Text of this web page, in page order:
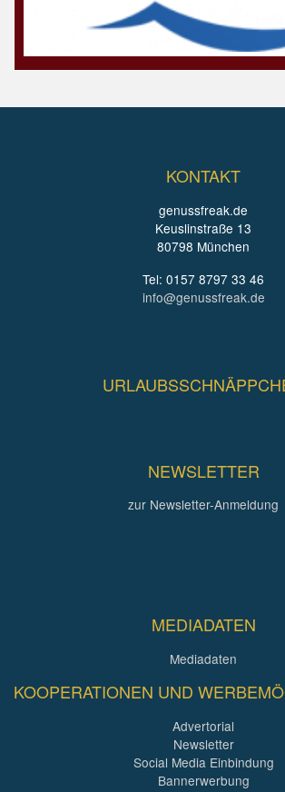
KONTAKT
genussfreak.de
Keuslinstraße 13
80798 München
Tel: 0157 8797 33 46
info@genussfreak.de
NEWSLETTER
zur Newsletter-Anmeldung
MEDIADATEN
Mediadaten
KOOPERATIONEN UND
Advertorial
Newsletter
Social Media Einbindung
Bannerwerbung